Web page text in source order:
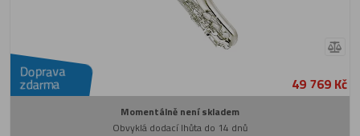
Doprava
zdarma 49 769 Kč
Momentálně není skladem
Obvyklá dodací lhůta do 14 dnů